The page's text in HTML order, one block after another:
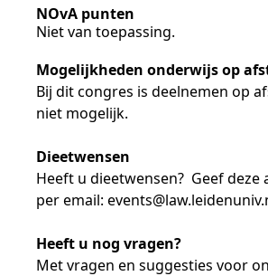
NOvA punten
Niet van toepassing.
Mogelijkheden onderwijs op
Bij dit congres is deelnemen op
niet mogelijk.
Dieetwensen
Heeft u dieetwensen? Geef deze
per email:
Heeft u nog vragen?
Met vragen en suggesties voor